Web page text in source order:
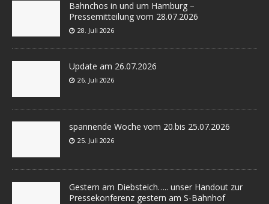
Bahnchos in und um Hamburg –
Pressemitteilung vom 28.07.2026
28. Juli 2026
Update am 26.07.2026
26. Juli 2026
spannende Woche vom 20.bis 25.07.2026
25. Juli 2026
Gestern am Diebsteich….. unser Handout zur
Pressekonferenz gestern am S-Bahnhof